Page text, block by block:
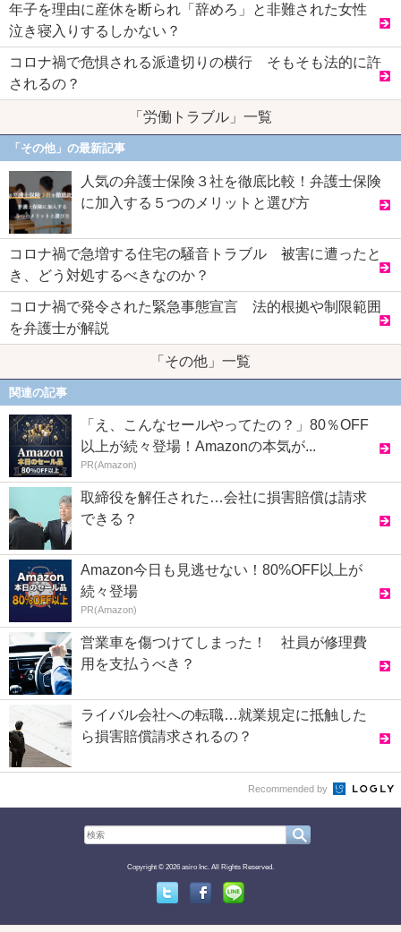
年子を理由に産休を断られ「辞めろ」と非難された女性
泣き寝入りするしかない？
コロナ禍で危惧される派遣切りの横行 そもそも法的に許
されるの？
「労働トラブル」一覧
「その他」の最新記事
人気の弁護士保険３社を徹底比較！弁護士保険
に加入する５つのメリットと選び方
コロナ禍で急増する住宅の騒音トラブル 被害に遭ったと
き、どう対処するべきなのか？
コロナ禍で発令された緊急事態宣言 法的根拠や制限範囲
を弁護士が解説
「その他」一覧
関連の記事
「え、こんなセールやってたの？」80％OFF
以上が続々登場！Amazonの本気が...
PR(Amazon)
取締役を解任された…会社に損害賠償は請求
できる？
Amazon今日も見逃せない！80%OFF以上が
続々登場
PR(Amazon)
営業車を傷つけてしまった！ 社員が修理費
用を支払うべき？
ライバル会社への転職…就業規定に抵触した
ら損害賠償請求されるの？
Recommended by
Copyright © 2026 asiro Inc. All Rights Reserved.